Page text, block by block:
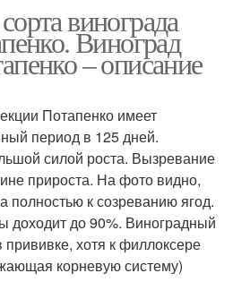
винограда
Виноград
– описание
Потапенко имеет
период в 125 дней.
силой роста. Вызревание
прироста. На фото видно,
полностью к созреванию ягод.
до 90%. Виноградный
хотя к филлоксере
корневую систему)